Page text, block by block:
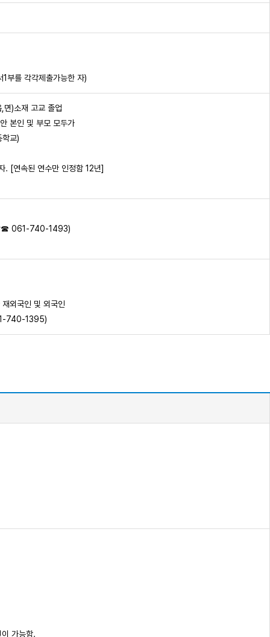
부를 각각제출가능한 자)
면)소재 고교 졸업
본인 및 부모 모두가
교)
[연속된 연수만 인정함 12년]
담☎ 061-740-1493)
외국인 및 외국인
740-1395)
가능함.